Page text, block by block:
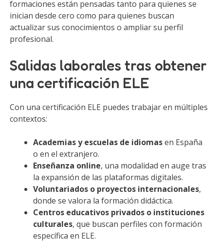
formaciones están pensadas tanto para quienes se
inician desde cero como para quienes buscan
actualizar sus conocimientos o ampliar su perfil
profesional.
Salidas laborales tras obtener
una certificación ELE
Con una certificación ELE puedes trabajar en múltiples
contextos:
Academias y escuelas de idiomasen España
o en el extranjero.
Enseñanza online, una modalidad en auge tras
la expansión de las plataformas digitales.
Voluntariados o proyectos internacionales,
donde se valora la formación didáctica.
Centros educativos privados o instituciones
culturales, que buscan perfiles con formación
específica en ELE.